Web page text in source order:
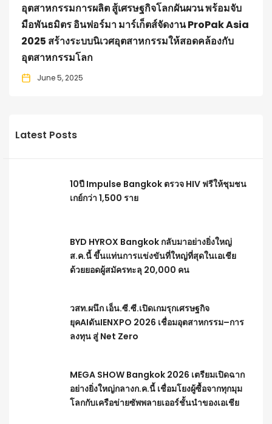
อุตสาหกรรมการผลิต สู้เศรษฐกิจโลกผันผวน พร้อมจับ
มือพันธมิตร อินฟอร์มา มาร์เก็ตส์จัดงาน ProPak Asia
2025 สร้างระบบนิเวศอุตสาหกรรมให้สอดคล้องกับ
อุตสาหกรรมโลก
June 5, 2025
Latest Posts
10ปี Impulse Bangkok ตรวจ HIV ฟรีให้ชุมชน
เกย์กว่า 1,500 ราย
BYD HYROX Bangkok กลับมาอย่างยิ่งใหญ่
ส.ค.นี้ ขึ้นแท่นการแข่งขันที่ใหญ่ที่สุดในเอเชีย
ด้วยยอดผู้สมัครทะลุ 20,000 คน
วสท.ผนึก เอ็น.ซี.ซี.เปิดเกมรุกเศรษฐกิจ
ยุคAIดันIENXPO 2026 เชื่อมอุตสาหกรรม–การ
ลงทุน สู่ Net Zero
MEGA SHOW Bangkok 2026 เตรียมเปิดฉาก
อย่างยิ่งใหญ่กลางก.ค.นี้ เชื่อมโยงผู้ซื้อจากทุกมุม
โลกกับเครือข่ายซัพพลายเออร์ชั้นนำของเอเชีย